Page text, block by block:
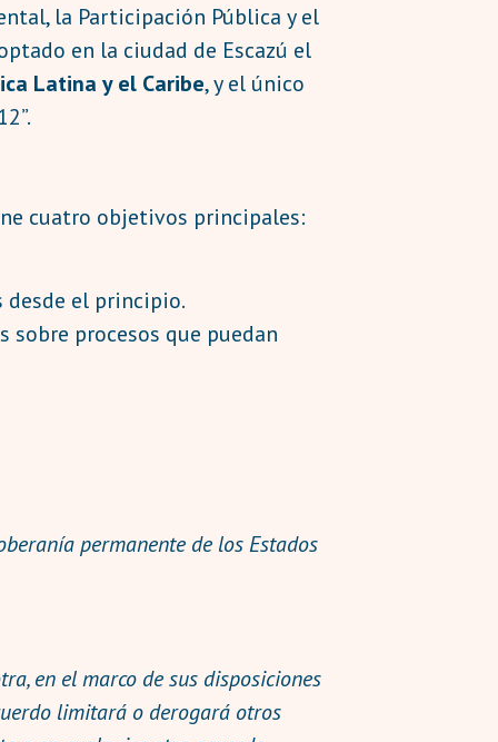
la Participación Pública y el
en la ciudad de Escazú el
Latina y el Caribe, y el único
cuatro objetivos principales:
desde el principio.
procesos que puedan
permanente de los Estados
en el marco de sus disposiciones
limitará o derogará otros